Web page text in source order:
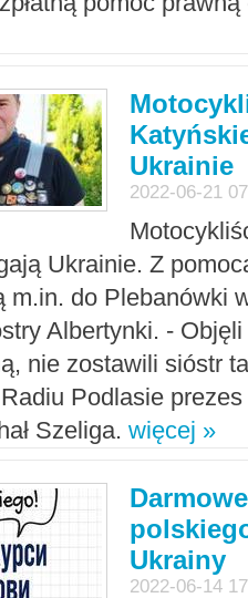
Ukrainie
2022-06-21
Ukrainie. Z
m.in. do Plebanówki
Albertynki. -
nie zostawili sióstr
Podlasie
Szeliga. więcej »
Ukrainy
2022-06-14